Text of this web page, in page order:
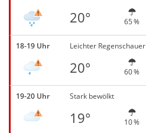
20° 65 %
18-19 Uhr Leichter Regenschauer
20° 60 %
19-20 Uhr Stark bewölkt
19° 10 %